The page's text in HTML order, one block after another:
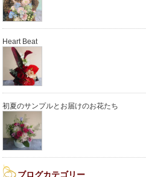
Heart Beat
初夏のサンプルとお届けのお花たち
ブログカテゴリー